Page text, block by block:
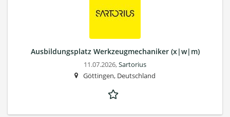
Ausbildungsplatz Werkzeugmechaniker (x|w|m)
11.07.2026,Sartorius
Göttingen, Deutschland